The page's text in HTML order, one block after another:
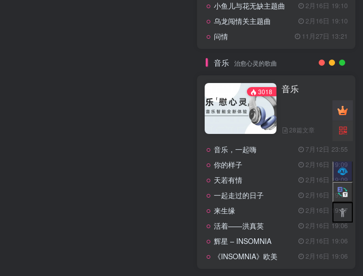
小鱼儿与花无缺主题曲 2月16日 19:10
乌龙闯情关主题曲 2月16日 19:10
问情 11月27日 13:21
音乐 治愈心灵的歌曲
3018 音乐
28篇文章
音乐，一起嗨 7月12日 23:55
你的样子 2月16日 19:09
天若有情 2月16日 19:09
一起走过的日子 2月16日 19:07
来生缘 2月16日 19:07
活着——洪真英 2月16日 19:06
辉星 – INSOMNIA 2月16日 19:06
《INSOMNIA》欧美 2月16日 19:06